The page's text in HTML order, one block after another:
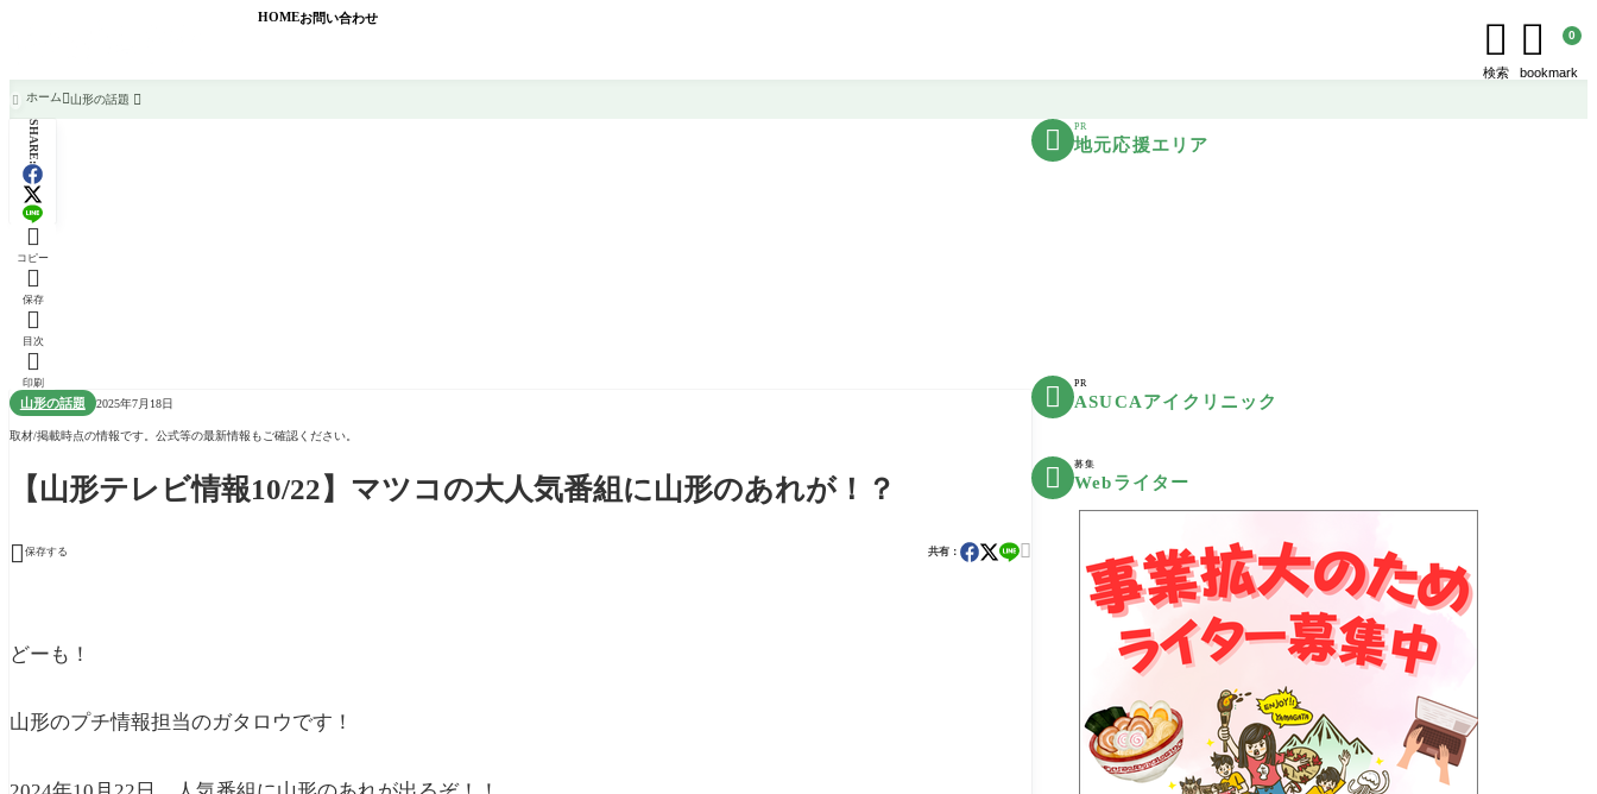
HOMEお問い合わせ 
検索
 0
bookmark
 ホーム 山形の話題
SHARE:

コピー

保存

目次

印刷
山形の話題 2025年7月18日
取材/掲載時点の情報です。公式等の最新情報もご確認ください。
【山形テレビ情報10/22】マツコの大人気番組に山形のあれが！？
 保存する 共有： 
どーも！
山形のプチ情報担当のガタロウです！
 PR
地元応援エリア
 PR
ASUCAアイクリニック
 募集
Webライター